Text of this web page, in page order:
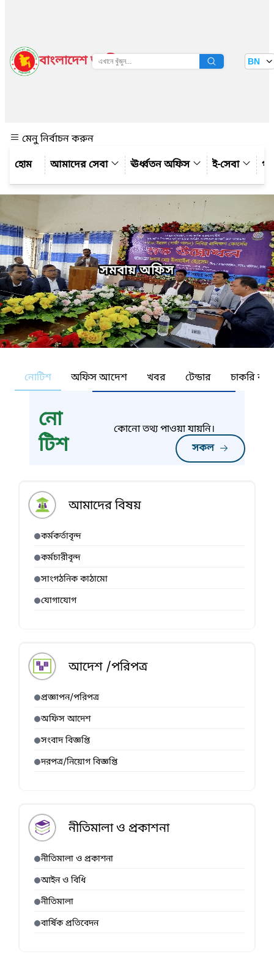
বাংলাদেশ জাতীয় তথ্য বাতায়ন BN
মেনু নির্বাচন করুন
আমাদের সেবা
ঊর্ধ্বতন অফিস ই-সেবা
সমবায় অফিস
নোটিশ অফিস আদেশ খবর টেন্ডার চাকরি
নো
টিশ
সকল
কোনো তথ্য পাওয়া যায়নি।
আমাদের বিষয়
কর্মকর্তাবৃন্দ
কর্মচারীবৃন্দ
সাংগঠনিক কাঠামো
যোগাযোগ
আদেশ /পরিপত্র
প্রজ্ঞাপন/পরিপত্র
অফিস আদেশ
সংবাদ বিজ্ঞপ্তি
দরপত্র/নিয়োগ বিজ্ঞপ্তি
নীতিমালা ও প্রকাশনা
নীতিমালা ও প্রকাশনা
আইন ও বিধি
নীতিমালা
বার্ষিক প্রতিবেদন